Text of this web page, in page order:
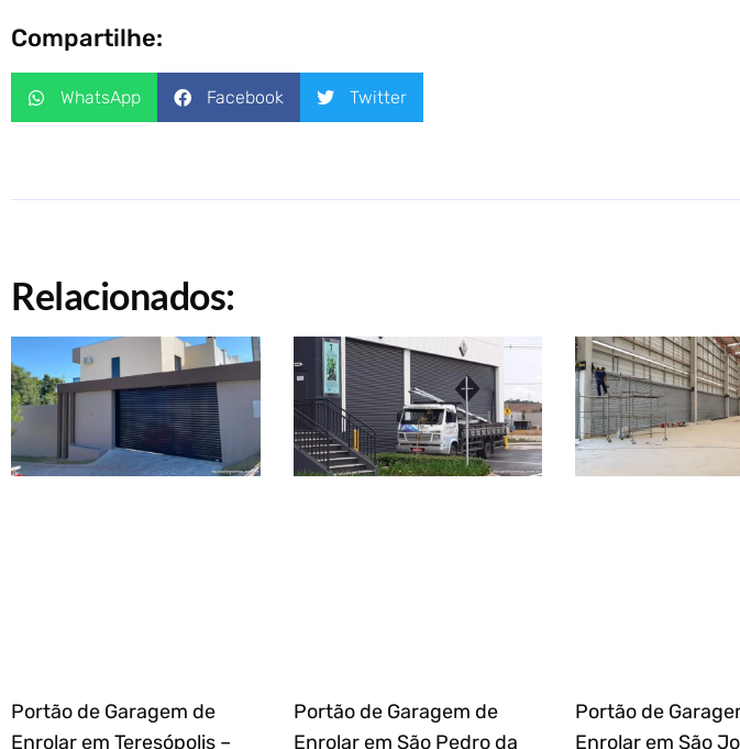
Compartilhe:
WhatsApp Facebook Twitter
Relacionados:
Portão de Garagem de
Enrolar em Teresópolis –
Portão de Garagem de
Enrolar em São Pedro da
Portão de
Enrolar em São